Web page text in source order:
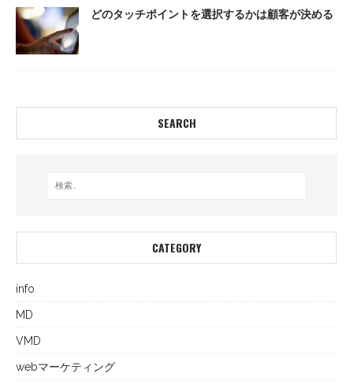
どのタッチポイントを選択するかは顧客が決める
SEARCH
CATEGORY
info
MD
VMD
webマーケティング